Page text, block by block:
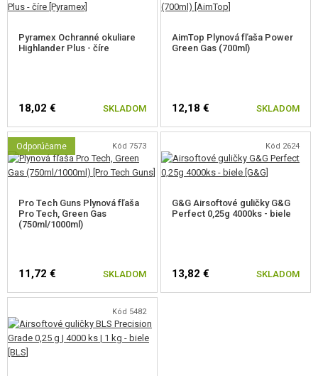
Pyramex Ochranné okuliare
Highlander Plus - číre
18,02 € SKLADOM
AimTop Plynová fľaša Power
Green Gas (700ml)
12,18 € SKLADOM
Odporúčame Kód 7573
Pro Tech Guns Plynová fľaša
Pro Tech, Green Gas
(750ml/1000ml)
11,72 € SKLADOM
Kód 2624
G&G Airsoftové guličky G&G
Perfect 0,25g 4000ks - biele
13,82 € SKLADOM
Kód 5482